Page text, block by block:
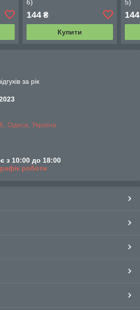
6)
144₴
Купити
5)
144
за рік
Одеса, Україна
з 10:00 до 18:00
роботи